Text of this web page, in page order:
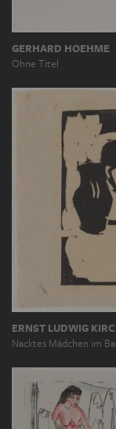
GERHARD HOEHME
Ohne Titel
ERNST LUDWIG
Nacktes Mädchen im